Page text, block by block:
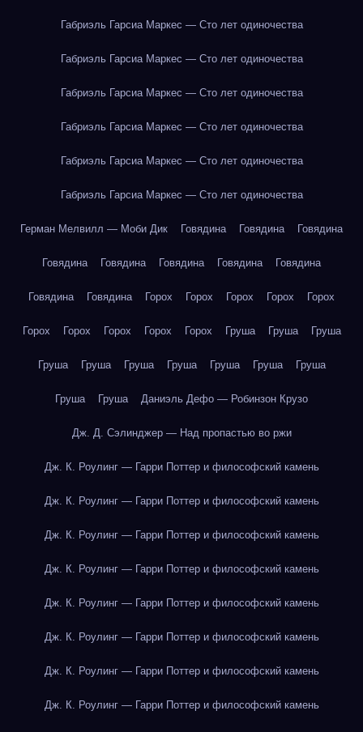
Габриэль Гарсиа Маркес — Сто лет одиночества
Габриэль Гарсиа Маркес — Сто лет одиночества
Габриэль Гарсиа Маркес — Сто лет одиночества
Габриэль Гарсиа Маркес — Сто лет одиночества
Габриэль Гарсиа Маркес — Сто лет одиночества
Габриэль Гарсиа Маркес — Сто лет одиночества
Герман Мелвилл — Моби Дик Говядина Говядина Говядина
Говядина Говядина Говядина Говядина Говядина
Говядина Говядина Горох Горох Горох Горох Горох
Горох Горох Горох Горох Горох Груша Груша Груша
Груша Груша Груша Груша Груша Груша Груша
Груша Груша Даниэль Дефо — Робинзон Крузо
Дж. Д. Сэлинджер — Над пропастью во ржи
Дж. К. Роулинг — Гарри Поттер и философский камень
Дж. К. Роулинг — Гарри Поттер и философский камень
Дж. К. Роулинг — Гарри Поттер и философский камень
Дж. К. Роулинг — Гарри Поттер и философский камень
Дж. К. Роулинг — Гарри Поттер и философский камень
Дж. К. Роулинг — Гарри Поттер и философский камень
Дж. К. Роулинг — Гарри Поттер и философский камень
Дж. К. Роулинг — Гарри Поттер и философский камень